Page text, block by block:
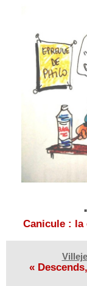
Canicule :
«